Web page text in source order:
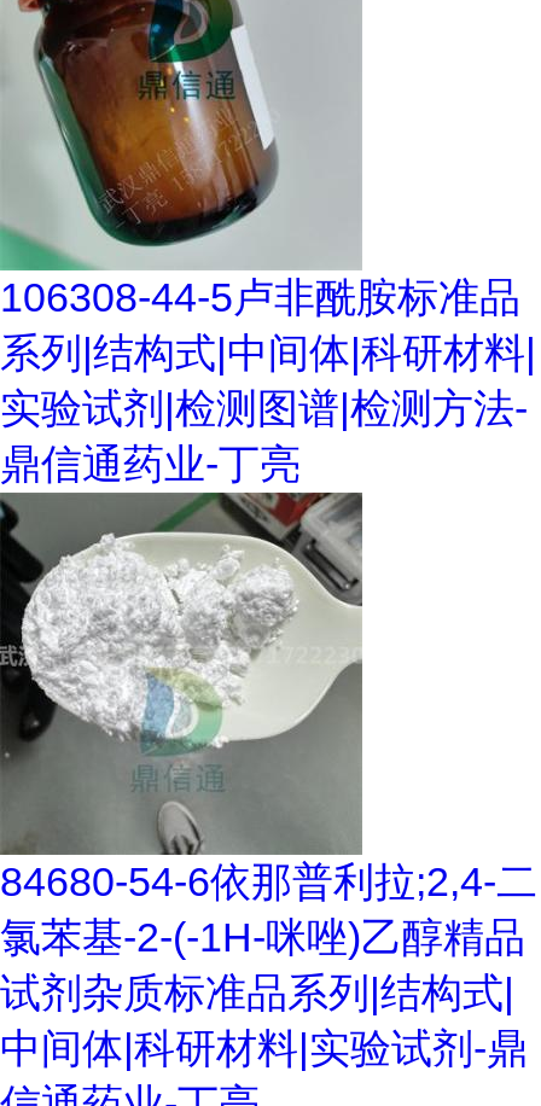
106308-44-5卢非酰胺标准品
系列|结构式|中间体|科研材料|
实验试剂|检测图谱|检测方法-
鼎信通药业-丁亮
84680-54-6依那普利拉;2,4-二
氯苯基-2-(-1H-咪唑)乙醇精品
试剂杂质标准品系列|结构式|
中间体|科研材料|实验试剂-鼎